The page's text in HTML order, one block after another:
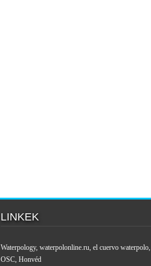
LINKEK
Waterpology, waterpolonline.ru, el cuervo waterpolo,
OSC, Honvéd